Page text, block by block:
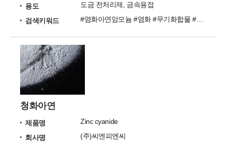
용도
도금 전처리제, 금속용접
검색키워드
#염화아연암모늄 #염화 #무기화합물 #화합물 #범창산업
청화아연
제품명
Zinc cyanide
회사명
(주)씨엔피엔씨